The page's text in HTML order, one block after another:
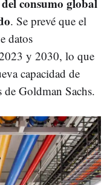
. Se prevé que el
datos
y 2030, lo que
capacidad de
de Goldman Sachs.